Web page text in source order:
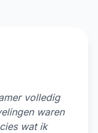
volledig
waren
wat ik